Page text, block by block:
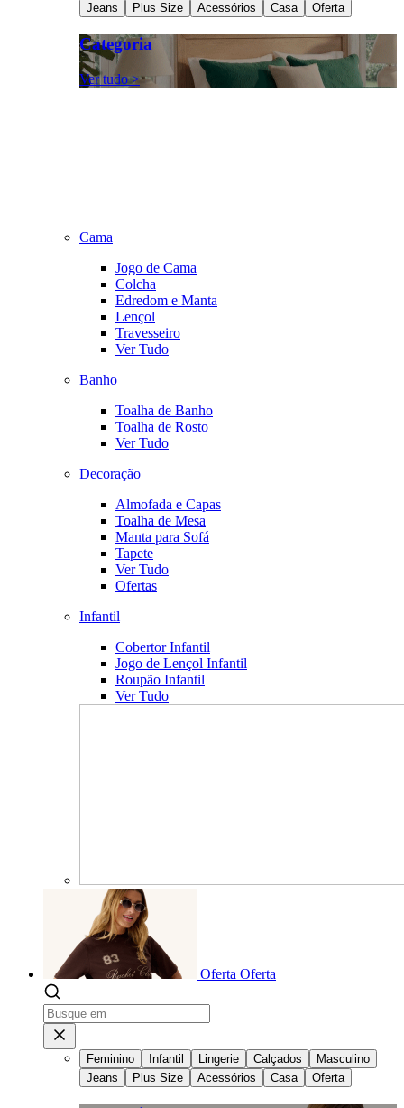
Jeans
Plus Size Acessórios Casa Oferta
Categoria
Ver tudo >
Cama
Jogo de Cama
Colcha
Edredom e Manta
Lençol
Travesseiro
Ver Tudo
Banho
Toalha de Banho
Toalha de Rosto
Ver Tudo
Decoração
Almofada e Capas
Toalha de Mesa
Manta para Sofá
Tapete
Ver Tudo
Ofertas
Infantil
Cobertor Infantil
Jogo de Lençol Infantil
Roupão Infantil
Ver Tudo
Oferta Oferta
Feminino Infantil Lingerie Calçados
Masculino
Jeans
Plus Size Acessórios Casa Oferta